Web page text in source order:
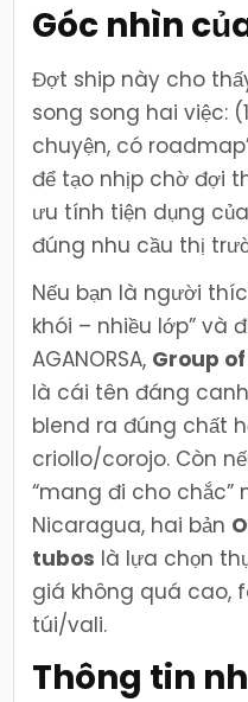
Góc nhìn
Đợt ship này cho
song song hai việc:
chuyện, có
để tạo nhịp chờ đợi
ưu tính tiện dụng
đúng nhu cầu thị
Nếu bạn là người
khói – nhiều lớp” và
AGANORSA, Group of
là cái tên đáng
blend ra đúng chất
criollo/corojo. Còn
“mang đi cho chắc”
Nicaragua, hai bản
tubos là lựa chọn
giá không quá cao,
túi/vali.
Thông tin